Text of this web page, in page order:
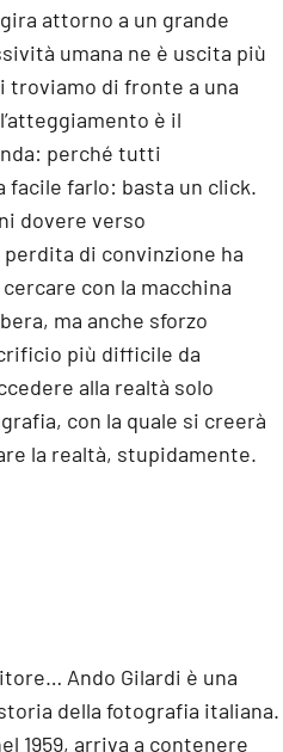
attorno a un grande
umana ne è uscita più
troviamo di fronte a una
è il
perché tutti
facile farlo: basta un click.
dovere verso
di convinzione ha
con la macchina
ma anche sforzo
più difficile da
alla realtà solo
con la quale si creerà
la realtà, stupidamente.
Ando Gilardi è una
della fotografia italiana.
1959, arriva a contenere